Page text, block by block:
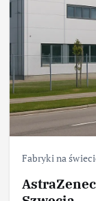
Fabryki na